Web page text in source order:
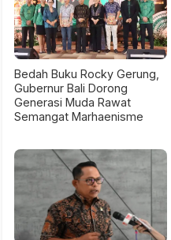
Bedah Buku Rocky Gerung,
Gubernur Bali Dorong
Generasi Muda Rawat
Semangat Marhaenisme